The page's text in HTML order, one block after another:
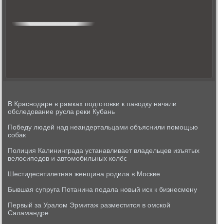
В Краснодаре в рамках подготовки к паводку начали
обследование русла реки Кубань
Победу людей над неандертальцами объяснили помощью
собак
Полиция Калининграда устанавливает владельцев изъятых
велосипедов и автомобильных колёс
Шестидесятилетняя женщина родила в Москве
Бывшая супруга Потанина подала новый иск к бизнесмену
Первый за Уралом Эрмитаж разместится в омской
Саламандре